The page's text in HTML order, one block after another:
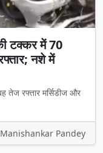
टक्कर में 70
नशे में
तेज रफ्तार मर्सिडीज और
Manishankar Pandey